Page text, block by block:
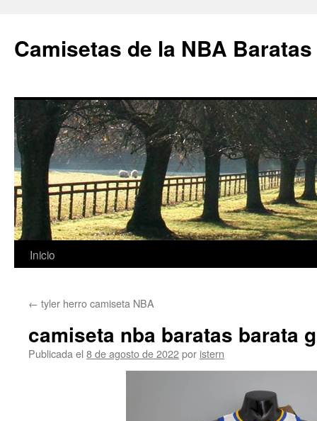
Camisetas de la NBA
Saltar
contenido
Inicio
← tyler herro camiseta NBA
camiseta nba baratas barata
Publicada el 8 de agosto de 2022por istern